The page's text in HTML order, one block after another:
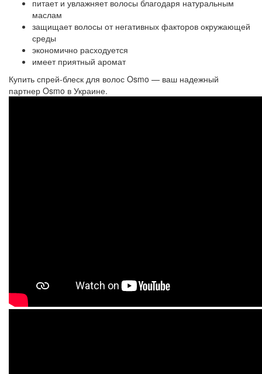
питает и увлажняет волосы благодаря натуральным
маслам
защищает волосы от негативных факторов окружающей
среды
экономично расходуется
имеет приятный аромат
Купить спрей-блеск для волос Osmo — ваш надежный
партнер Osmo в Украине.